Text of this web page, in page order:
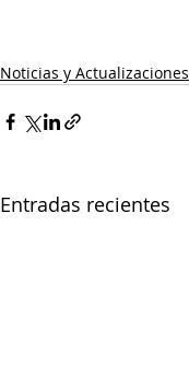
Noticias y Actualizaciones
Entradas recientes